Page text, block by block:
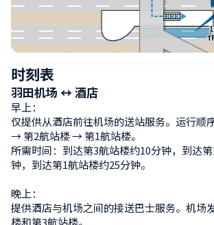
时刻表
羽田机场 ↔ 酒店
早上：
仅提供从酒店前往机场的送站服务。运行顺
→ 第2航站楼 → 第1航站楼。
所需时间：到达第3航站楼约10分钟，到达
钟，到达第1航站楼约25分钟。
晚上：
提供酒店与机场之间的接送巴士服务。机场